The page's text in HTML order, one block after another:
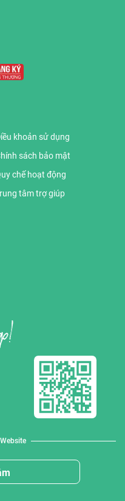
khoản sử dụng
sách bảo mật
chế hoạt động
tâm trợ giúp